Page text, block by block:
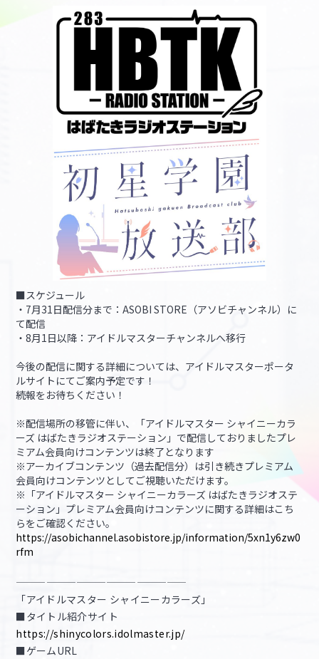
■スケジュール
・7月31日配信分まで：ASOBI STORE（アソビチャンネル）に
て配信
・8月1日以降：アイドルマスターチャンネルへ移行
今後の配信に関する詳細については、アイドルマスターポータ
ルサイトにてご案内予定です！
続報をお待ちください！
※配信場所の移管に伴い、「アイドルマスター シャイニーカラ
ーズ はばたきラジオステーション」で配信しておりましたプレ
ミアム会員向けコンテンツは終了となります
※アーカイブコンテンツ（過去配信分）は引き続きプレミアム
会員向けコンテンツとしてご視聴いただけます。
※「アイドルマスター シャイニーカラーズ はばたきラジオステ
ーション」プレミアム会員向けコンテンツに関する詳細はこち
らをご確認ください。
https://asobichannel.asobistore.jp/information/5xn1y6zw0
rfm
—————————————————
「アイドルマスター シャイニーカラーズ」
■タイトル紹介サイト
https://shinycolors.idolmaster.jp/
■ゲームURL